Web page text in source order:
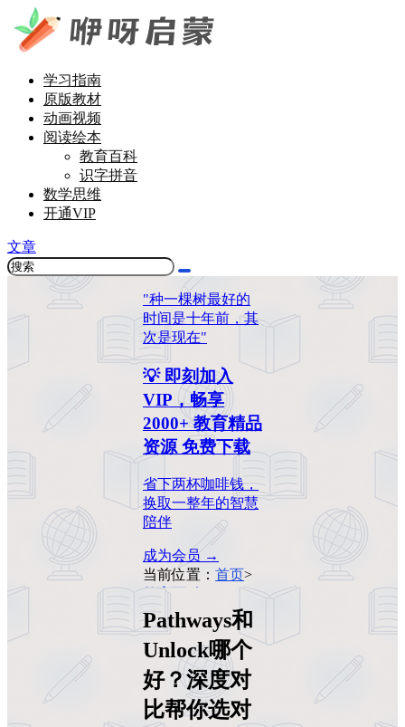
学习指南
原版教材
动画视频
阅读绘本
教育百科
识字拼音
数学思维
开通VIP
文章
"种一棵树最好的
时间是十年前，其
次是现在"
💡 即刻加入
VIP，畅享
2000+ 教育精品
资源 免费下载
省下两杯咖啡钱，
换取一整年的智慧
陪伴
成为会员 →
当前位置： 首页>
教育百科
>Pathways和
Unlock哪个好？深
度对比帮你选对学
术英语教材
Pathways和
Unlock哪个
好？深度对
比帮你选对